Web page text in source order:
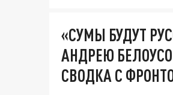
«СУМЫ БУДУТ
АНДРЕЮ
СВОДКА С